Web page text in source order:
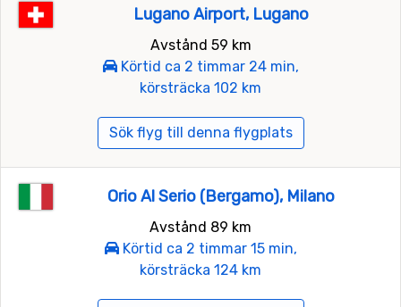
Lugano Airport, Lugano
Avstånd 59 km
Körtid ca 2 timmar 24 min,
körsträcka 102 km
Sök flyg till denna flygplats
Orio Al Serio (Bergamo), Milano
Avstånd 89 km
Körtid ca 2 timmar 15 min,
körsträcka 124 km